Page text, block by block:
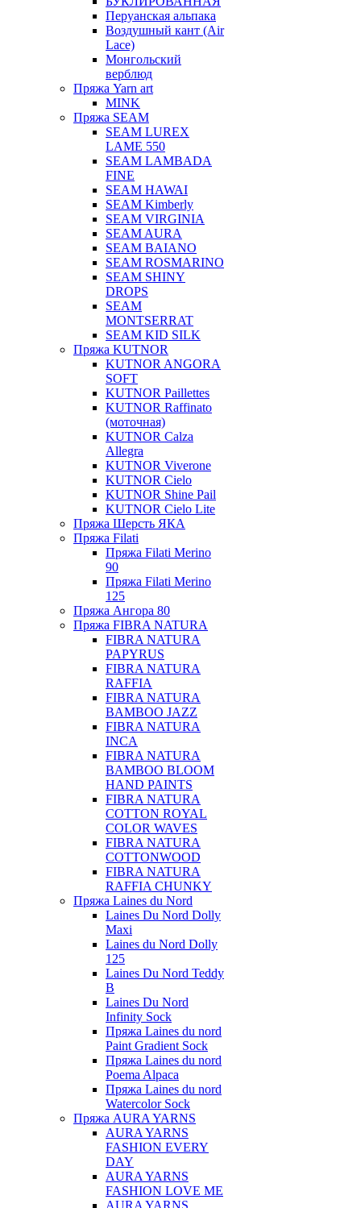
Перуанская альпака
Воздушный кант (Air
Lace)
Монгольский
верблюд
Пряжа Yarn art
MINK
Пряжа SEAM
SEAM LUREX
LAME 550
SEAM LAMBADA
FINE
SEAM HAWAI
SEAM Kimberly
SEAM VIRGINIA
SEAM AURA
SEAM BAIANO
SEAM ROSMARINO
SEAM SHINY
DROPS
SEAM
MONTSERRAT
SEAM KID SILK
Пряжа KUTNOR
KUTNOR ANGORA
SOFT
KUTNOR Paillettes
KUTNOR Raffinato
(моточная)
KUTNOR Calza
Allegra
KUTNOR Viverone
KUTNOR Cielo
KUTNOR Shine Pail
KUTNOR Cielo Lite
Пряжа Шерсть ЯКА
Пряжа Filati
Пряжа Filati Merino
90
Пряжа Filati Merino
125
Пряжа Ангора 80
Пряжа FIBRA NATURA
FIBRA NATURA
PAPYRUS
FIBRA NATURA
RAFFIA
FIBRA NATURA
BAMBOO JAZZ
FIBRA NATURA
INCA
FIBRA NATURA
BAMBOO BLOOM
HAND PAINTS
FIBRA NATURA
COTTON ROYAL
COLOR WAVES
FIBRA NATURA
COTTONWOOD
FIBRA NATURA
RAFFIA CHUNKY
Пряжа Laines du Nord
Laines Du Nord Dolly
Maxi
Laines du Nord Dolly
125
Laines Du Nord Teddy
B
Laines Du Nord
Infinity Sock
Пряжа Laines du nord
Paint Gradient Sock
Пряжа Laines du nord
Poema Alpaca
Пряжа Laines du nord
Watercolor Sock
Пряжа AURA YARNS
AURA YARNS
FASHION EVERY
DAY
AURA YARNS
FASHION LOVE ME
AURA YARNS